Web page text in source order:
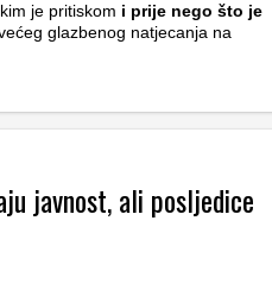
je pritiskom i prije nego što je
glazbenog natjecanja na
javnost, ali posljedice